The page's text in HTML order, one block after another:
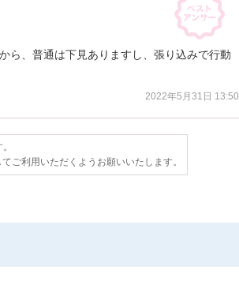
ら、普通は下見ありますし、張り込みで行動
2022年5月31日 13:50
ご利用いただくようお願いいたします。